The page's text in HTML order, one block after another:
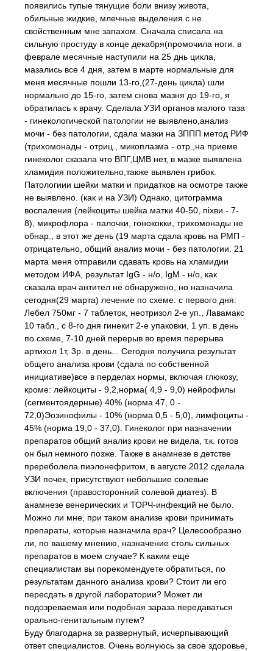
появились тупые тянущие боли внизу живота,
обильные жидкие, млечные выделения с не
свойственным мне запахом. Сначала списала на
сильную простуду в конце декабря(промочила ноги. в
феврале месячные наступили на 25 днь цикла,
мазались все 4 дня, затем в марте нормальные для
меня месячные пошли 13-го,(27-день цикла) шли
нормально до 15-го, затем снова мазня до 19-го, я
обратилась к врачу. Сделала УЗИ органов малого таза
- гинекологической патологии не выявлено,анализ
мочи - без патологии, сдала мазки на ЗППП метод РИФ
(трихомонады - отриц., микоплазма - отр.,на приеме
гинеколог сказала что ВПГ,ЦМВ нет, в мазке выявлена
хламидия положительно,также выявлен грибок.
Патологиии шейки матки и придатков на осмотре также
не выявлено. (как и на УЗИ) Однако, цитограмма
воспаления (лейкоциты шейка матки 40-50, піхви - 7-
8), микрофлора - палочки, гонококки, трихомонады не
обнар., в этот же день (19 марта сдала кровь на РМП -
отрицательно, общий анализ мочи - без патологии. 21
марта меня отправили сдавать кровь на хламидии
методом ИФА, результат IgG - н/о, IgM - н/о, как
сказала врач антител не обнаружено, но назначила
сегодня(29 марта) лечение по схеме: с первого дня:
Лебел 750мг - 7 таблеток, неотризол 2-е уп., Лавамакс
10 табл., с 8-го дня гинекит 2-е упаковки, 1 уп. в день
по схеме, 7-10 дней перерыв во время перерыва
артихол 1т, 3р. в день... Сегодня получила результат
общего анализа крови (сдала по собственной
инициативе)все в перделах нормы, включая глюкозу,
кроме: лейкоциты - 9,2,норма( 4,9 - 9,0) нейрофилы
(сегментоядерные) 40% (норма 47, 0 -
72,0)Эозинофилы - 10% (норма 0,5 - 5,0), лимфоциты -
45% (норма 19,0 - 37,0). Гинеколог при назначении
препаратов общий анализ крови не видела, т.к. готов
он был немного позже. Также в анамнезе в детстве
пререболела пиэлонефритом, в августе 2012 сделала
УЗИ почек, присутствуют небольшие солевые
включения (правосторонний солевой диатез). В
анамнезе венерических и ТОРЧ-инфекций не было.
Можно ли мне, при таком анализе крови принимать
препараты, которые назначила врач? Целесообразно
ли, по вашему мнению, назначение столь сильных
препаратов в моем случае? К каким еще
специалистам вы порекомендуете обратиться, по
результатам данного анализа крови? Стоит ли его
пересдать в другой лаборатории? Может ли
подозреваемая или подобная зараза передаваться
орально-генитальным путем?
Буду благодарна за развернутый, исчерпывающий
ответ специалистов. Очень волнуюсь за свое здоровье,